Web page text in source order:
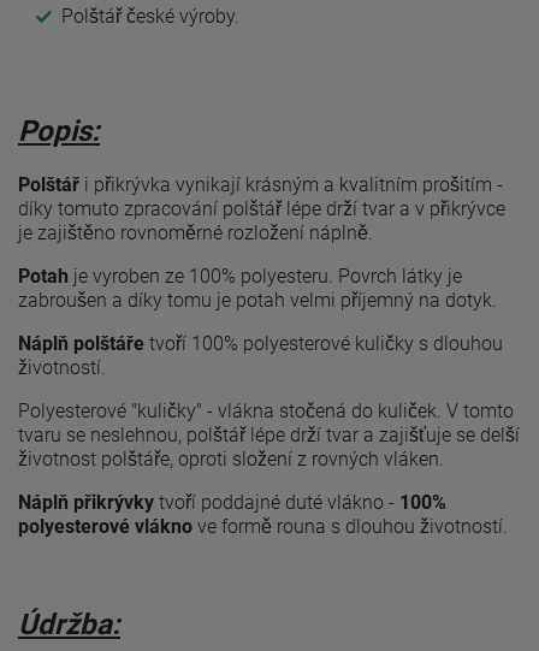
Polštář české výroby.
Popis:
Polštář i přikrývka vynikají krásným a kvalitním prošitím -
díky tomuto zpracování polštář lépe drží tvar a v přikrývce
je zajištěno rovnoměrné rozložení náplně.
Potah je vyroben ze 100% polyesteru. Povrch látky je
zabroušen a díky tomu je potah velmi příjemný na dotyk.
Náplň polštáře tvoří 100% polyesterové kuličky s dlouhou
životností.
Polyesterové "kuličky" - vlákna stočená do kuliček. V tomto
tvaru se neslehnou, polštář lépe drží tvar a zajišťuje se delší
životnost polštáře, oproti složení z rovných vláken.
Náplň přikrývky tvoří poddajné duté vlákno - 100%
polyesterové vlákno ve formě rouna s dlouhou životností.
Údržba: